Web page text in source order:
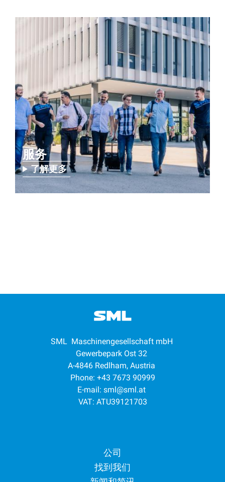
服务
了解更多
SML Maschinengesellschaft mbH
Gewerbepark Ost 32
A-4846 Redlham, Austria
Phone: +43 7673 90999
E-mail: sml@sml.at
VAT: ATU39121703
Footer menu公司
找到我们